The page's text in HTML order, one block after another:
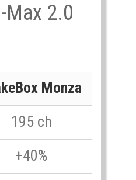
Max 2.0
Monza
195 ch
+40%